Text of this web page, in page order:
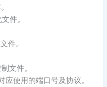
件。
件。
文件。
使用的端口号及协议。